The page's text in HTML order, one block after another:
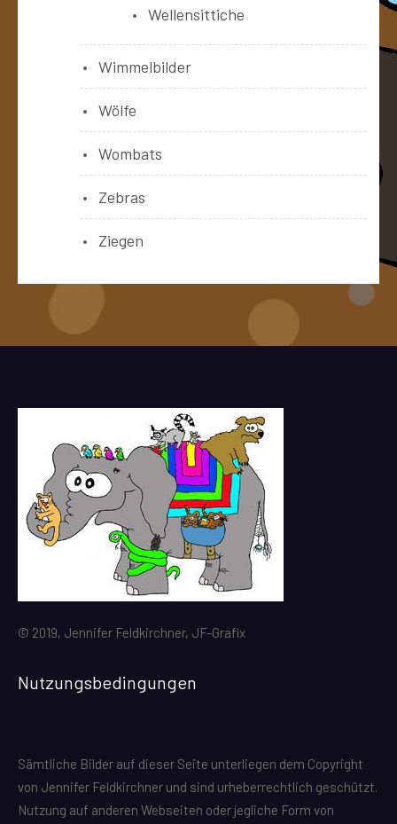
Wellensittiche
Wimmelbilder
Wölfe
Wombats
Zebras
Ziegen
© 2019, Jennifer Feldkirchner, JF-Grafix
Nutzungsbedingungen
Sämtliche Bilder auf dieser Seite unterliegen dem Copyright
von Jennifer Feldkirchner und sind urheberrechtlich geschützt.
Nutzung auf anderen Webseiten oder jegliche Form von